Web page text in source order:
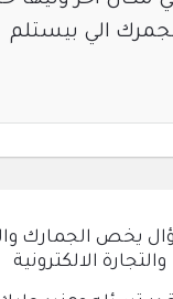
الي بيستلم
يخص الجمارك
والتجارة الالكترونية